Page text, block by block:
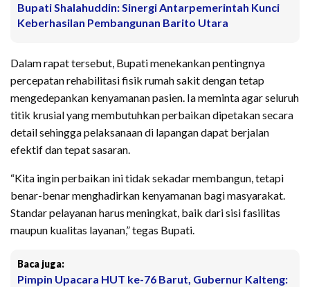
Bupati Shalahuddin: Sinergi Antarpemerintah Kunci
Keberhasilan Pembangunan Barito Utara
Dalam rapat tersebut, Bupati menekankan pentingnya
percepatan rehabilitasi fisik rumah sakit dengan tetap
mengedepankan kenyamanan pasien. Ia meminta agar seluruh
titik krusial yang membutuhkan perbaikan dipetakan secara
detail sehingga pelaksanaan di lapangan dapat berjalan
efektif dan tepat sasaran.
“Kita ingin perbaikan ini tidak sekadar membangun, tetapi
benar-benar menghadirkan kenyamanan bagi masyarakat.
Standar pelayanan harus meningkat, baik dari sisi fasilitas
maupun kualitas layanan,” tegas Bupati.
Baca juga:
Pimpin Upacara HUT ke-76 Barut, Gubernur Kalteng: